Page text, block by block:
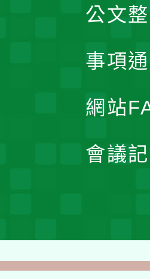
公文
事項
網站
會議